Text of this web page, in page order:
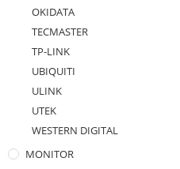
OKIDATA
TECMASTER
TP-LINK
UBIQUITI
ULINK
UTEK
WESTERN DIGITAL
MONITOR